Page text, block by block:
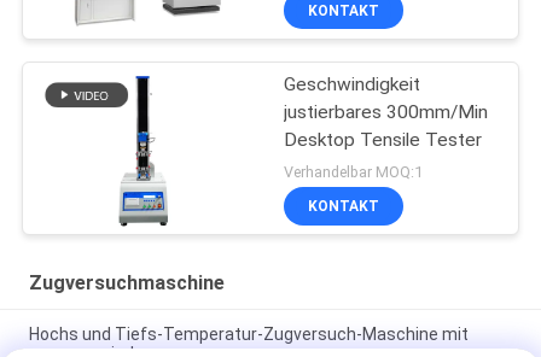
KONTAKT
Geschwindigkeit
justierbares 300mm/Min
Desktop Tensile Tester
Verhandelbar MOQ:1
KONTAKT
Zugversuchmaschine
Hochs und Tiefs-Temperatur-Zugversuch-Maschine mit